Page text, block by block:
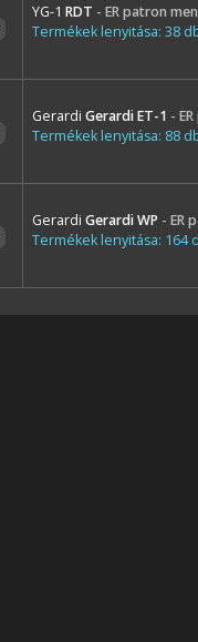
YG-1 RDT - ER patron
Termékek lenyitása: 38
Gerardi Gerardi ET-1 -
Termékek lenyitása: 88
Gerardi Gerardi WP - ER
Termékek lenyitása: 164